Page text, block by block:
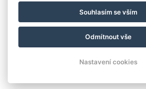
Facebook
Instagram
Souhlasím se vším
Odmítnout vše
Nastavení cookies